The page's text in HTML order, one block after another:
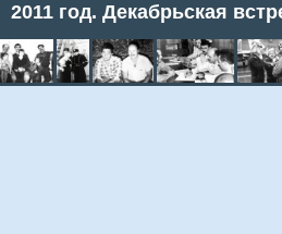
2011 год. Декабрьская